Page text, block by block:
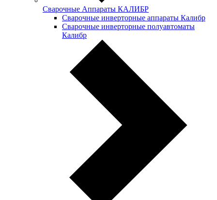
Сварочные Аппараты КАЛИБР
Сварочные инверторные аппараты Калибр
Сварочные инверторные полуавтоматы
Калибр